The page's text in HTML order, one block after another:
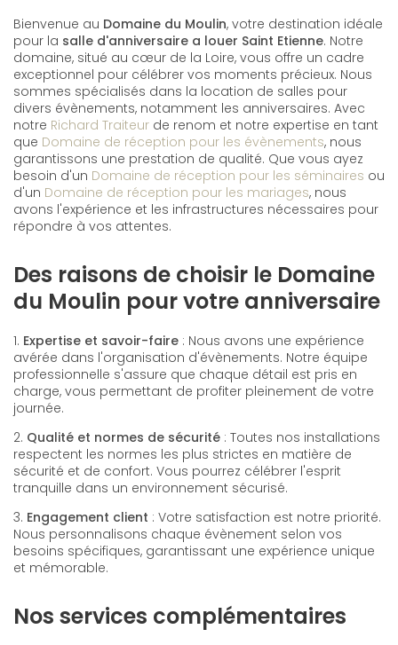
Bienvenue au Domaine du Moulin, votre destination idéale
pour la salle d'anniversaire a louer Saint Etienne. Notre
domaine, situé au cœur de la Loire, vous offre un cadre
exceptionnel pour célébrer vos moments précieux. Nous
sommes spécialisés dans la location de salles pour
divers évènements, notamment les anniversaires. Avec
notre Richard Traiteur de renom et notre expertise en tant
que Domaine de réception pour les évènements, nous
garantissons une prestation de qualité. Que vous ayez
besoin d'un Domaine de réception pour les séminaires ou
d'un Domaine de réception pour les mariages, nous
avons l'expérience et les infrastructures nécessaires pour
répondre à vos attentes.
Des raisons de choisir le Domaine
du Moulin pour votre anniversaire
1. Expertise et savoir-faire : Nous avons une expérience
avérée dans l'organisation d'évènements. Notre équipe
professionnelle s'assure que chaque détail est pris en
charge, vous permettant de profiter pleinement de votre
journée.
2. Qualité et normes de sécurité : Toutes nos installations
respectent les normes les plus strictes en matière de
sécurité et de confort. Vous pourrez célébrer l'esprit
tranquille dans un environnement sécurisé.
3. Engagement client : Votre satisfaction est notre priorité.
Nous personnalisons chaque évènement selon vos
besoins spécifiques, garantissant une expérience unique
et mémorable.
Nos services complémentaires